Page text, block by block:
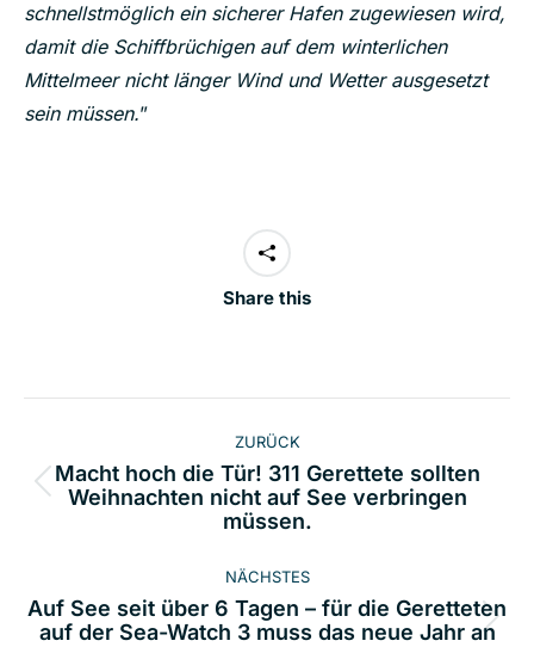
schnellstmöglich ein sicherer Hafen zugewiesen wird,
damit die Schiffbrüchigen auf dem winterlichen
Mittelmeer nicht länger Wind und Wetter ausgesetzt
sein müssen.”
Share this
ZURÜCK
Vorheriger
Beitrag:
Macht hoch die Tür! 311 Gerettete sollten
Weihnachten nicht auf See verbringen
müssen.
NÄCHSTES
Nächster
Auf See seit über 6 Tagen – für die Geretteten
auf der Sea-Watch 3 muss das neue Jahr an